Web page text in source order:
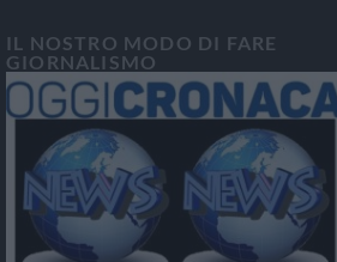
IL NOSTRO MODO DI FARE
GIORNALISMO